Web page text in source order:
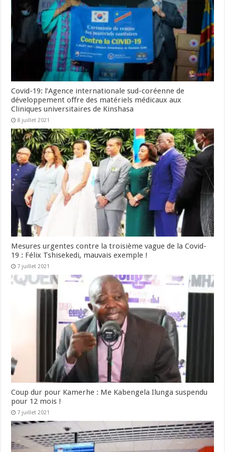
Covid-19: l’Agence internationale sud-coréenne de
développement offre des matériels médicaux aux
Cliniques universitaires de Kinshasa
8 juillet 2021
Mesures urgentes contre la troisième vague de la Covid-
19 : Félix Tshisekedi, mauvais exemple !
7 juillet 2021
Coup dur pour Kamerhe : Me Kabengela Ilunga suspendu
pour 12 mois !
7 juillet 2021